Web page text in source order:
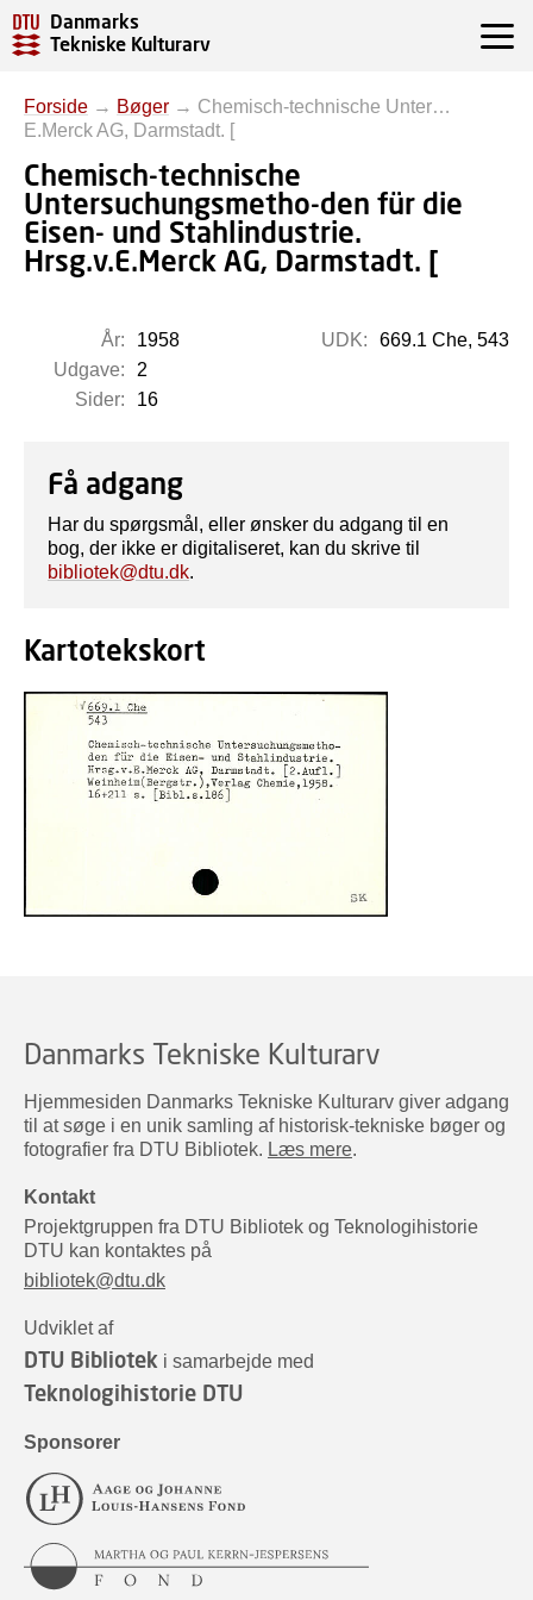
Danmarks
Tekniske Kulturarv
Forside → Bøger → Chemisch-technische Unter…
E.Merck AG, Darmstadt. [
Chemisch-technische
Untersuchungsmetho-den für die
Eisen- und Stahlindustrie.
Hrsg.v.E.Merck AG, Darmstadt. [
År:
1958
Udgave:
2
Sider:
16
UDK: 669.1 Che, 543
Få adgang
Har du spørgsmål, eller ønsker du adgang til en
bog, der ikke er digitaliseret, kan du skrive til
bibliotek@dtu.dk.
Kartotekskort
Danmarks Tekniske Kulturarv
Hjemmesiden Danmarks Tekniske Kulturarv giver adgang
til at søge i en unik samling af historisk-tekniske bøger og
fotografier fra DTU Bibliotek. Læs mere.
Kontakt
Projektgruppen fra DTU Bibliotek og Teknologihistorie
DTU kan kontaktes på
bibliotek@dtu.dk
Udviklet af
DTU Bibliotek i samarbejde med
Teknologihistorie DTU
Sponsorer